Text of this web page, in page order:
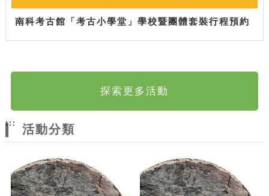
南科考古館「考古小學堂」學校暨團體套裝行程預約
探索更多活動
:::
活動分類